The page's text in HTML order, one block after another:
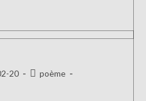
20
Postpoème